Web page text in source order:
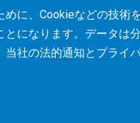
に、Cookieなどの技術
になります。データは
当社の法的通知と プライ